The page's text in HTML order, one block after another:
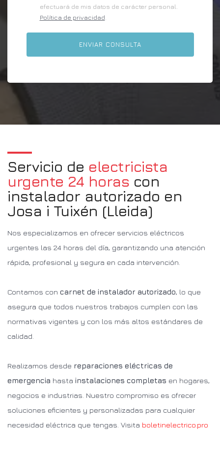
efectuará de mis datos de carácter personal.
Política de privacidad
Servicio de electricista
urgente 24 horas con
instalador autorizado en
Josa i Tuixén (Lleida)
Nos especializamos en ofrecer servicios eléctricos
urgentes las 24 horas del día, garantizando una atención
rápida, profesional y segura en cada intervención.
Contamos con carnet de instalador autorizado, lo que
asegura que todos nuestros trabajos cumplen con las
normativas vigentes y con los más altos estándares de
calidad.
Realizamos desde reparaciones eléctricas de
emergencia hasta instalaciones completas en hogares,
negocios e industrias. Nuestro compromiso es ofrecer
soluciones eficientes y personalizadas para cualquier
necesidad eléctrica que tengas. Visita boletinelectrico.pro